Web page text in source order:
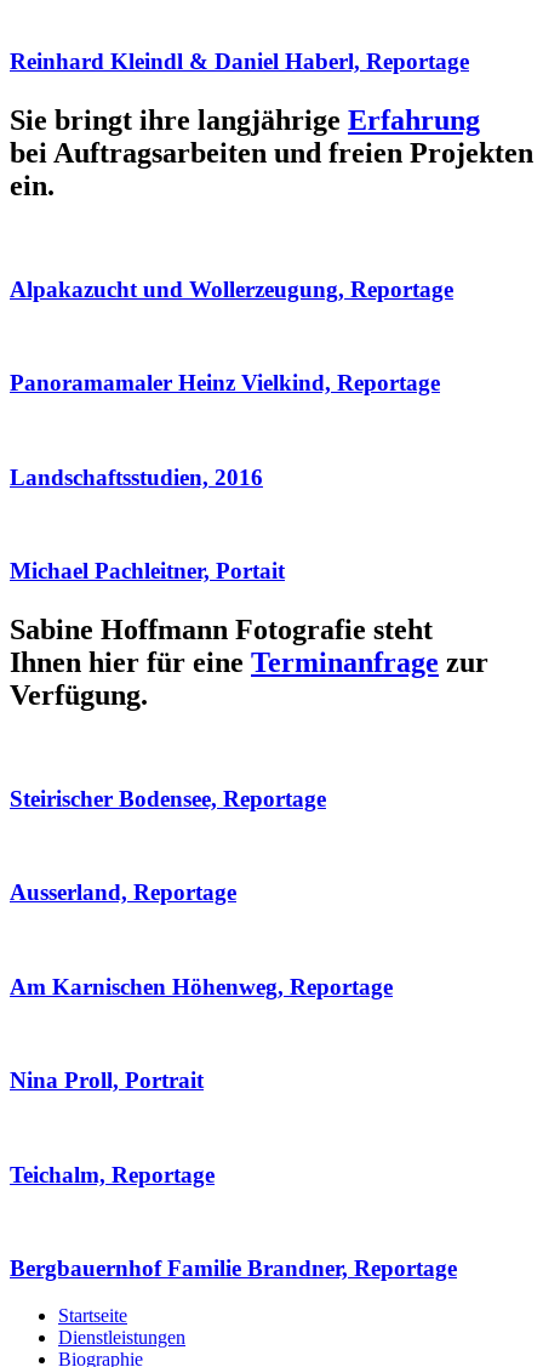
Reinhard Kleindl & Daniel Haberl, Reportage
Sie bringt ihre langjährige Erfahrung
bei Auftragsarbeiten und freien Projekten
ein.
Alpakazucht und Wollerzeugung, Reportage
Panoramamaler Heinz Vielkind, Reportage
Landschaftsstudien, 2016
Michael Pachleitner, Portait
Sabine Hoffmann Fotografie steht
Ihnen hier für eine Terminanfrage zur
Verfügung.
Steirischer Bodensee, Reportage
Ausserland, Reportage
Am Karnischen Höhenweg, Reportage
Nina Proll, Portrait
Teichalm, Reportage
Bergbauernhof Familie Brandner, Reportage
Startseite
Dienstleistungen
Biographie